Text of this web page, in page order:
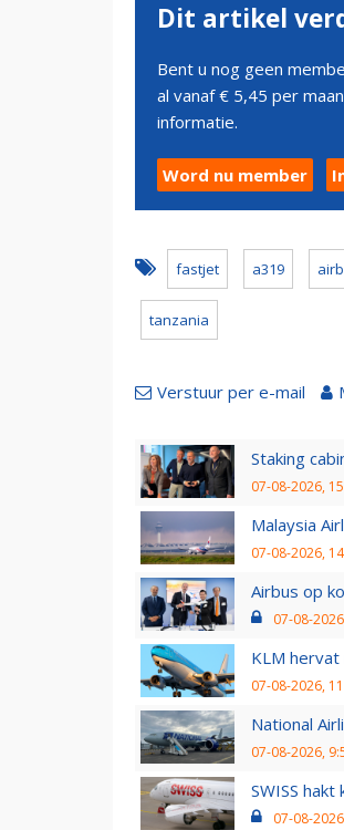
Dit artikel
Bent u nog geen
al vanaf € 5,45 per
informatie.
Word nu member
fastjet a319
tanzania
Verstuur per e-mail
Staking
07-08-2026,
Malaysia
07-08-2026,
Airbus op
07-08-
KLM hervat
07-08-2026,
National
07-08-2026,
SWISS
07-08-